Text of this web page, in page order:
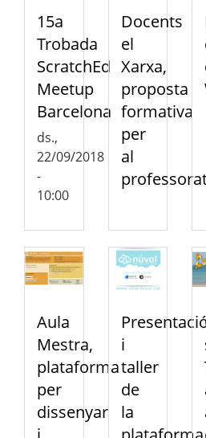
15a
Trobada
ScratchEd
Meetup
Barcelona
ds.,
22/09/2018
-
10:00
Docents
el
Xarxa,
proposta
formativa
per
al
Aula
Mestra,
plataforma
per
dissenyar
i
taller
de
la